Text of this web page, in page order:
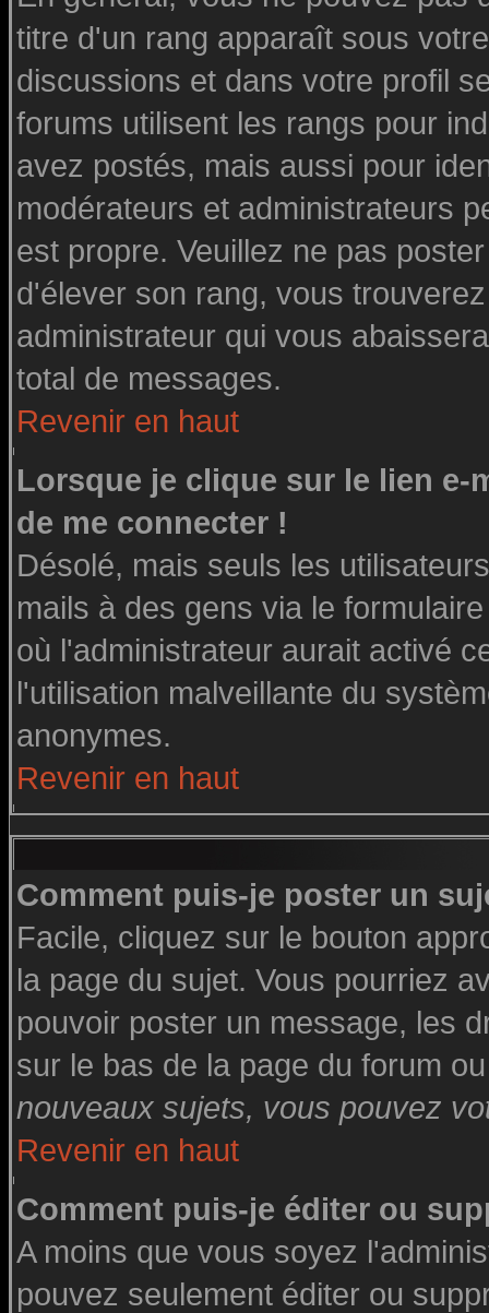
titre d'un rang apparaît sous
discussions et dans votre profil
forums utilisent les rangs pour
avez postés, mais aussi pour
modérateurs et administrateurs
est propre. Veuillez ne pas
d'élever son rang, vous
administrateur qui vous
total de messages.
Revenir en haut
Lorsque je clique sur le lien e-
de me connecter !
Désolé, mais seuls les
mails à des gens via le
où l'administrateur aurait activé
l'utilisation malveillante du
anonymes.
Revenir en haut
Comment puis-je poster un
Facile, cliquez sur le bouton
la page du sujet. Vous pourriez
pouvoir poster un message, les
sur le bas de la page du forum
nouveaux sujets, vous pouvez
Revenir en haut
Comment puis-je éditer ou
A moins que vous soyez
pouvez seulement éditer ou